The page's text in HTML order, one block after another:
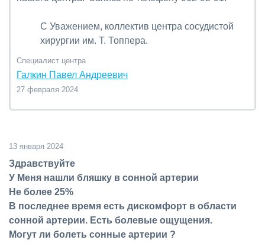
С Уважением, коллектив центра сосудистой
хирургии им. Т. Топпера.
Специалист центра
Галкин Павел Андреевич
27 февраля 2024
13 января 2024
Здравствуйте
У Меня нашли бляшку в сонной артерии
Не более 25%
В последнее время есть дискомфорт в области
сонной артерии. Есть болевые ощущения.
Могут ли болеть сонные артерии ?